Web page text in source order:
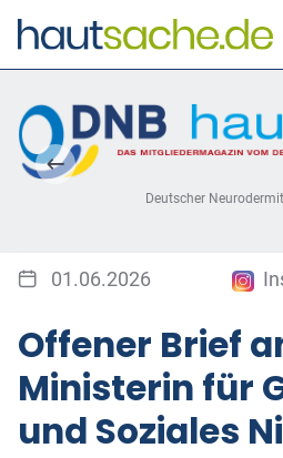
Deutscher
01.06.2026
Offener Brief
Ministerin für
und Soziales